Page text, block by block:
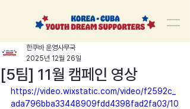
korea-cuba-dream
[5팀] 11월 캠페인 영상
한쿠바 운영사무국
2025년 12월 26일
https://video.wixstatic.com/video/f2592c_
ada796bba33448909fdd4398fad2fa03/10